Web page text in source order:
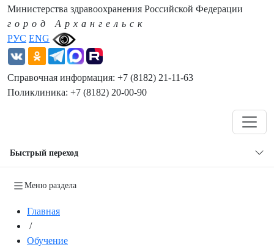
РУС ENG
Министерства здравоохранения Российской Федерации
город Архангельск
Справочная информация: +7 (8182) 21-11-63
Поликлиника: +7 (8182) 20-00-90
Быстрый переход
Меню раздела
Главная
/
Обучение